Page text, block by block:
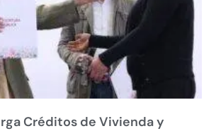
Créditos de Vivienda y